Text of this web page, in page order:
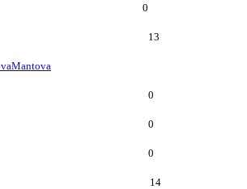
0
13
Mantova
0
0
0
14